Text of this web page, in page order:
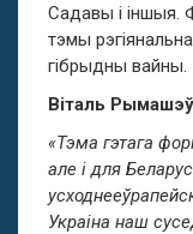
Садавы і іншыя.
тэмы
гібрыдны вайны.
Віталь
«Тэма гэтага
але і для
Украіна наш